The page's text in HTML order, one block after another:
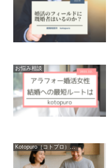
お悩み相談
Kotopuro（コトプロ）について